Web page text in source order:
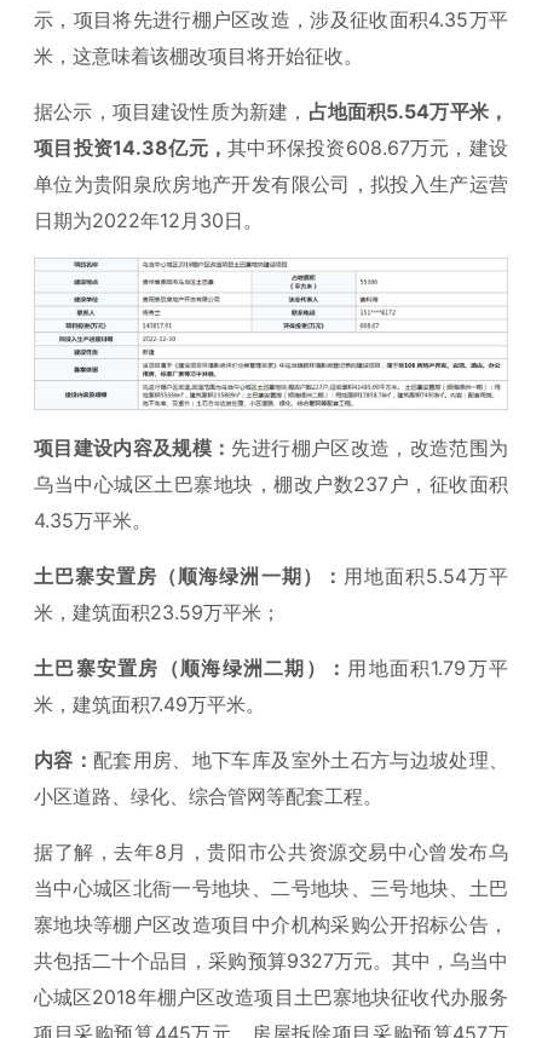
示，项目将先进行棚户区改造，涉及征收面积4.35万平
米，这意味着该棚改项目将开始征收。
据公示，项目建设性质为新建， 占地面积5.54万平米，
项目投资14.38亿元，其中环保投资608.67万元，建设
单位为贵阳泉欣房地产开发有限公司，拟投入生产运营
日期为2022年12月30日。
项目建设内容及规模： 先进行棚户区改造，改造范围为
乌当中心城区土巴寨地块，棚改户数237户，征收面积
4.35万平米。
土巴寨安置房（顺海绿洲一期）： 用地面积5.54万平
米，建筑面积23.59万平米；
土巴寨安置房（顺海绿洲二期）： 用地面积1.79万平
米，建筑面积7.49万平米。
内容： 配套用房、地下车库及室外土石方与边坡处理、
小区道路、绿化、综合管网等配套工程。
据了解，去年8月，贵阳市公共资源交易中心曾发布乌
当中心城区北衙一号地块、二号地块、三号地块、土巴
寨地块等棚户区改造项目中介机构采购公开招标公告，
共包括二十个品目，采购预算9327万元。其中，乌当中
心城区2018年棚户区改造项目土巴寨地块征收代办服务